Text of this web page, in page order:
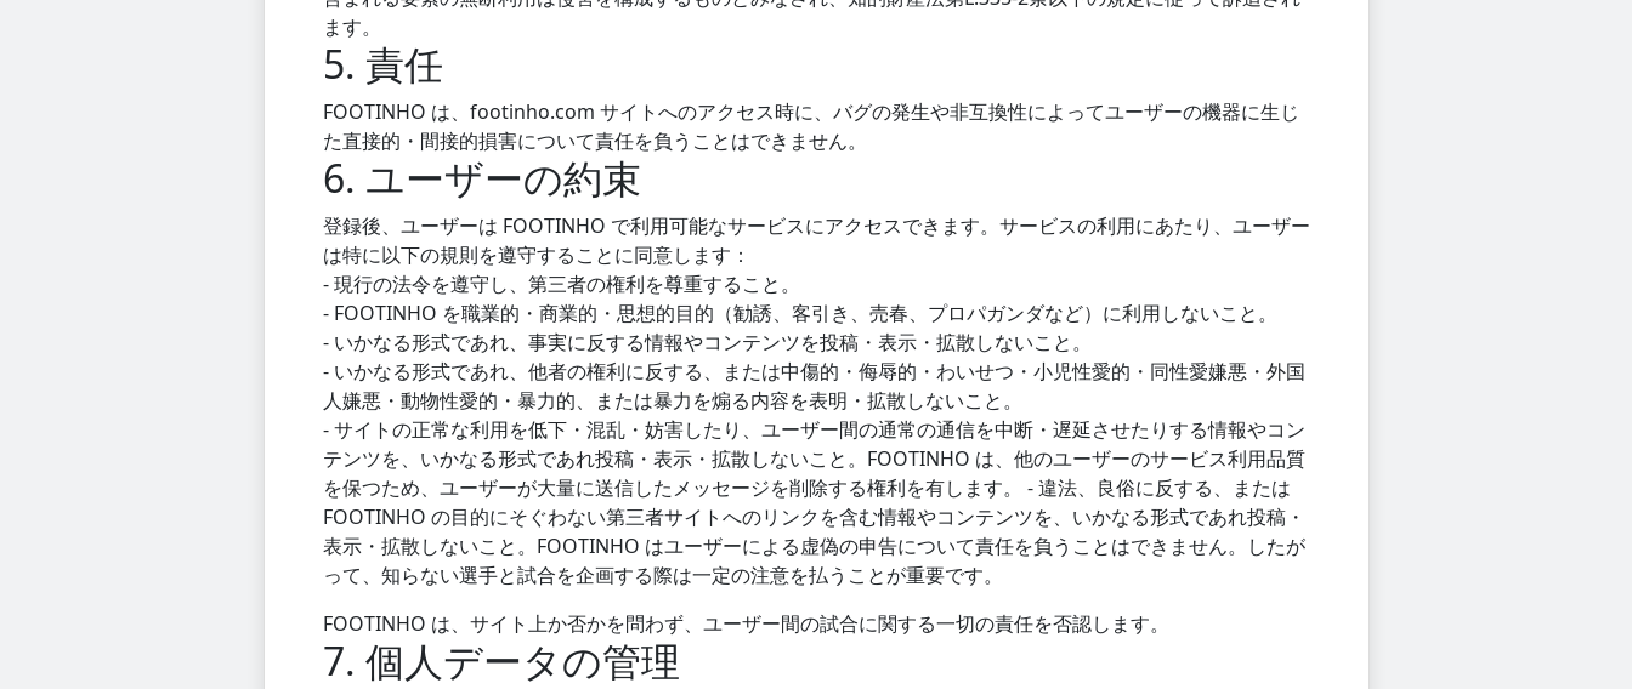
ます。
5. 責任
FOOTINHO は、footinho.com サイトへのアクセス時に、バグの発生や非互換性によってユーザーの機器に生じ
た直接的・間接的損害について責任を負うことはできません。
6. ユーザーの約束
登録後、ユーザーは FOOTINHO で利用可能なサービスにアクセスできます。サービスの利用にあたり、ユーザー
は特に以下の規則を遵守することに同意します：
- 現行の法令を遵守し、第三者の権利を尊重すること。
- FOOTINHO を職業的・商業的・思想的目的（勧誘、客引き、売春、プロパガンダなど）に利用しないこと。
- いかなる形式であれ、事実に反する情報やコンテンツを投稿・表示・拡散しないこと。
- いかなる形式であれ、他者の権利に反する、または中傷的・侮辱的・わいせつ・小児性愛的・同性愛嫌悪・外国
人嫌悪・動物性愛的・暴力的、または暴力を煽る内容を表明・拡散しないこと。
- サイトの正常な利用を低下・混乱・妨害したり、ユーザー間の通常の通信を中断・遅延させたりする情報やコン
テンツを、いかなる形式であれ投稿・表示・拡散しないこと。FOOTINHO は、他のユーザーのサービス利用品質
を保つため、ユーザーが大量に送信したメッセージを削除する権利を有します。 - 違法、良俗に反する、または
FOOTINHO の目的にそぐわない第三者サイトへのリンクを含む情報やコンテンツを、いかなる形式であれ投稿・
表示・拡散しないこと。FOOTINHO はユーザーによる虚偽の申告について責任を負うことはできません。したが
って、知らない選手と試合を企画する際は一定の注意を払うことが重要です。
FOOTINHO は、サイト上か否かを問わず、ユーザー間の試合に関する一切の責任を否認します。
7. 個人データの管理